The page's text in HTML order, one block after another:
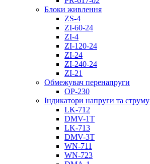
Блоки живлення
ZS-4
ZI-60-24
ZI-4
ZI-120-24
ZI-24
ZI-240-24
ZI-21
Обмежувач перенапруги
OP-230
Індикатори напруги та струму
LK-712
DMV-1T
LK-713
DMV-3T
WN-711
WN-723